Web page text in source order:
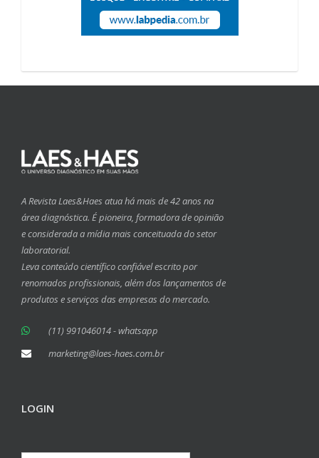
A Revista Laes&Haes atua há mais de 42 anos na
área diagnóstica. É pioneira, formadora de opinião
e considerada a mídia mais conceituada do setor
laboratorial.
Leva conteúdo científico confiável escrito por
renomados profissionais, além dos lançamentos de
produtos e serviços das empresas do mercado.
(11) 991046014 - whatsapp
marketing@laes-haes.com.br
LOGIN